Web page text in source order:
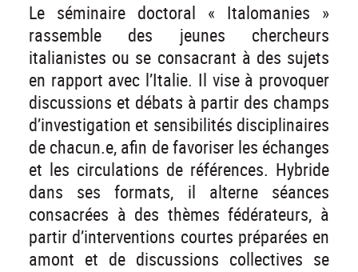
Le séminaire doctoral « Italomanies »
rassemble des jeunes chercheurs
italianistes ou se consacrant à des sujets
en rapport avec l’Italie. Il vise à provoquer
discussions et débats à partir des champs
d’investigation et sensibilités disciplinaires
de chacun.e, afin de favoriser les échanges
et les circulations de références. Hybride
dans ses formats, il alterne séances
consacrées à des thèmes fédérateurs, à
partir d’interventions courtes préparées en
amont et de discussions collectives se